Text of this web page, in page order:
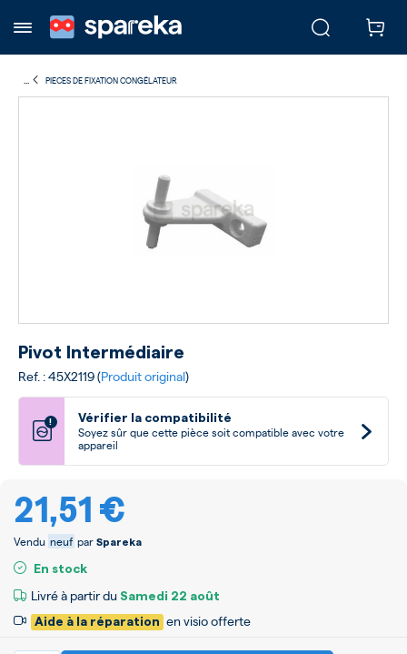
PIECES DE FIXATION CONGÉLATEUR
Pivot Intermédiaire
Ref. : 45X2119 (Produit original)
! Vérifier la compatibilité
Soyez sûr que cette pièce soit compatible avec votre
appareil
21,51 €
Vendu neuf par Spareka
En stock
Livré à partir du Samedi 22 août
Aide à la réparation en visio offerte